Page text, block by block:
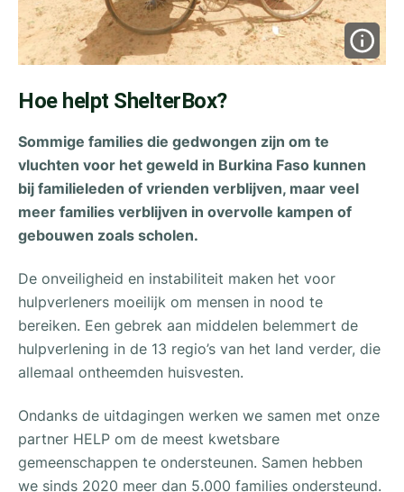
Hoe helpt ShelterBox?
Sommige families die gedwongen zijn om te
vluchten voor het geweld in Burkina Faso kunnen
bij familieleden of vrienden verblijven, maar veel
meer families verblijven in overvolle kampen of
gebouwen zoals scholen.
De onveiligheid en instabiliteit maken het voor
hulpverleners moeilijk om mensen in nood te
bereiken. Een gebrek aan middelen belemmert de
hulpverlening in de 13 regio’s van het land verder, die
allemaal ontheemden huisvesten.
Ondanks de uitdagingen werken we samen met onze
partner HELP om de meest kwetsbare
gemeenschappen te ondersteunen. Samen hebben
we sinds 2020 meer dan 5.000 families ondersteund.